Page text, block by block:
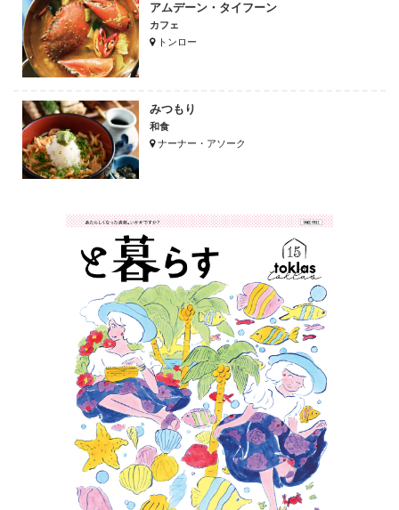
アムデーン・タイフーン
カフェ
トンロー
みつもり
和食
ナーナー・アソーク